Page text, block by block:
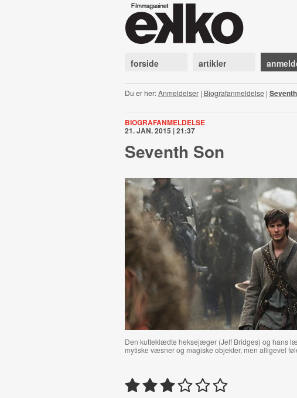
forside artikler
Du er her:Anmeldelser| Biografanmeldelse |
BIOGRAFANMELDELSE
21. JAN. 2015 | 21:37
Seventh Son
Den kutteklædte heksejæger (Jeff Bridges) og hans
mytiske væsner og magiske objekter, men alligevel